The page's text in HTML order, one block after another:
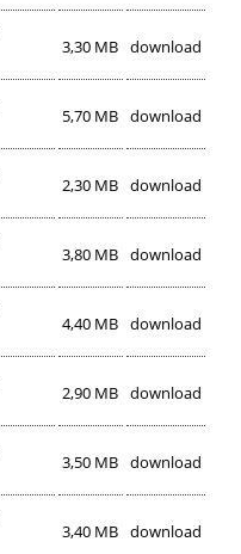
3,30 MB download
5,70 MB download
2,30 MB download
3,80 MB download
4,40 MB download
2,90 MB download
3,50 MB download
3,40 MB download